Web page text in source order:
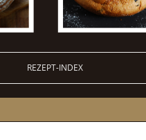
REZEPT-INDEX